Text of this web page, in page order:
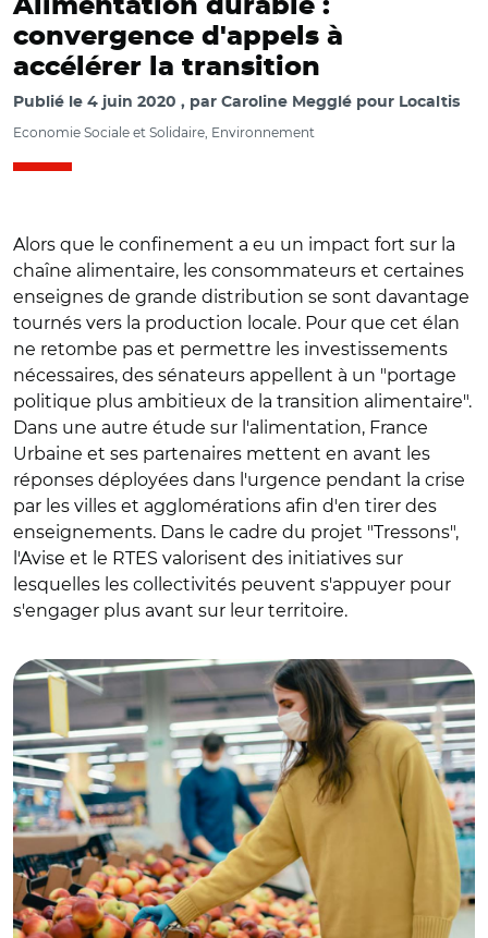
Alimentation durable :
convergence d'appels à
accélérer la transition
Publié le 4 juin 2020 par Caroline Megglé pour Localtis
Economie Sociale et Solidaire, Environnement
Alors que le confinement a eu un impact fort sur la
chaîne alimentaire, les consommateurs et certaines
enseignes de grande distribution se sont davantage
tournés vers la production locale. Pour que cet élan
ne retombe pas et permettre les investissements
nécessaires, des sénateurs appellent à un "portage
politique plus ambitieux de la transition alimentaire".
Dans une autre étude sur l'alimentation, France
Urbaine et ses partenaires mettent en avant les
réponses déployées dans l'urgence pendant la crise
par les villes et agglomérations afin d'en tirer des
enseignements. Dans le cadre du projet "Tressons",
l'Avise et le RTES valorisent des initiatives sur
lesquelles les collectivités peuvent s'appuyer pour
s'engager plus avant sur leur territoire.